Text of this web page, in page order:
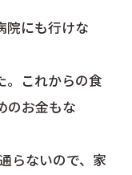
院にも行けな
。これからの食
のお金もな
らないので、家